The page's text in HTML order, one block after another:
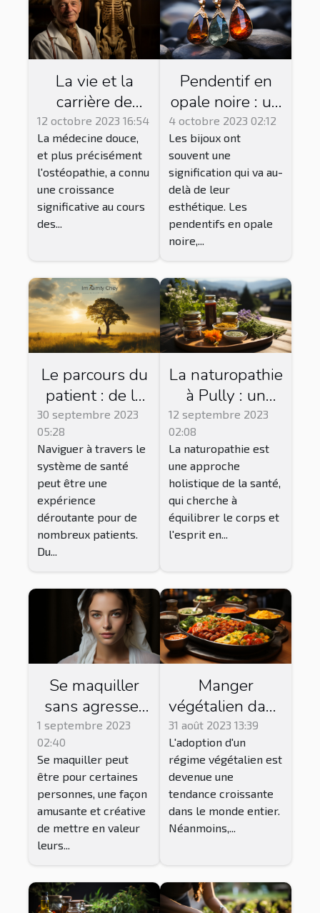
La vie et la
carrière de
Jean-Baptiste
Rochard,
ostéopathe
reconnu à La
Rochelle
12 octobre 2023 16:54
La médecine douce,
et plus précisément
l'ostéopathie, a connu
une croissance
significative au cours
des...
Pendentif en
opale noire : un
bijou de bien-
être
énergétique ?
4 octobre 2023 02:12
Les bijoux ont
souvent une
signification qui va au-
delà de leur
esthétique. Les
pendentifs en opale
noire,...
Le parcours du
patient : de la
consultation à
convalescence
30 septembre 2023
05:28
Naviguer à travers le
système de santé
peut être une
expérience
déroutante pour de
nombreux patients.
Du...
La naturopathie
à Pully : un
chemin vers
l'équilibre
12 septembre 2023
02:08
La naturopathie est
une approche
holistique de la santé,
qui cherche à
équilibrer le corps et
l'esprit en...
Se maquiller
sans agresser
ou abîmer la
peau du visage
: procédé et
conseils
1 septembre 2023
02:40
Se maquiller peut
être pour certaines
personnes, une façon
amusante et créative
de mettre en valeur
leurs...
Manger
végétalien dans
les restaurants
traditionnels:
est-ce
possible?
31 août 2023 13:39
L'adoption d'un
régime végétalien est
devenue une
tendance croissante
dans le monde entier.
Néanmoins,...